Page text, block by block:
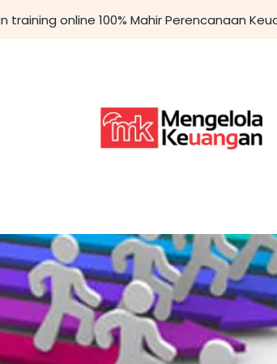
training online 100% Mahir Perencanaan